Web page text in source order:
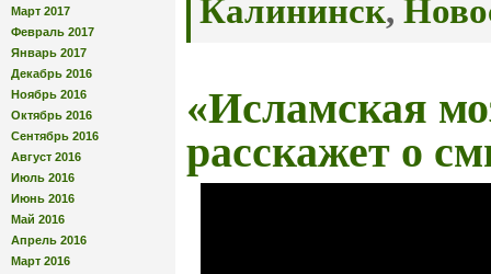
Март 2017
Февраль 2017
Январь 2017
Декабрь 2016
Ноябрь 2016
Октябрь 2016
Сентябрь 2016
Август 2016
Июль 2016
Июнь 2016
Май 2016
Апрель 2016
Март 2016
Калининск,
«Исламская
расскажет о